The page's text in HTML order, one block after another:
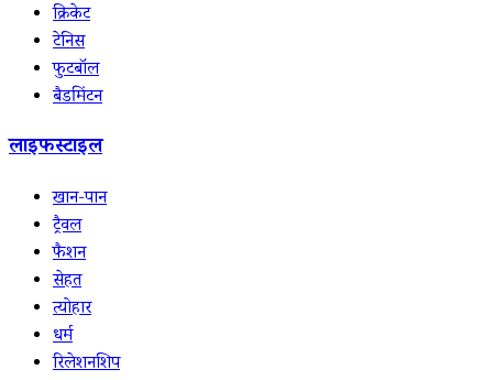
क्रिकेट
टेनिस
फुटबॉल
बैडमिंटन
लाइफस्टाइल
खान-पान
ट्रैवल
फैशन
सेहत
त्योहार
धर्म
रिलेशनशिप